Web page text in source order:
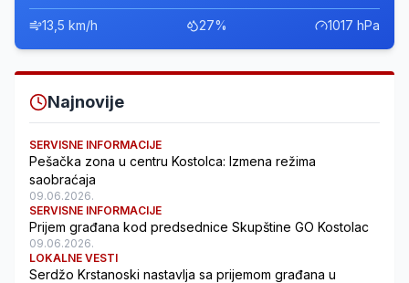
13,5 km/h 27% 1017 hPa
Najnovije
SERVISNE INFORMACIJE
Pešačka zona u centru Kostolca: Izmena režima
saobraćaja
09.06.2026.
SERVISNE INFORMACIJE
Prijem građana kod predsednice Skupštine GO Kostolac
09.06.2026.
LOKALNE VESTI
Serdžo Krstanoski nastavlja sa prijemom građana u